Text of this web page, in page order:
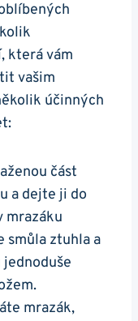
která vám
vašim
účinných
část
a dejte ji do
mrazáku
smůla ztuhla a
mrazák,